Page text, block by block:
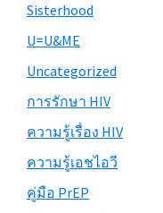
Sisterhood
U=U&ME
Uncategorized
การรักษา HIV
ความรู้เรื่อง HIV
ความรู้เอชไอวี
คู่มือ PrEP